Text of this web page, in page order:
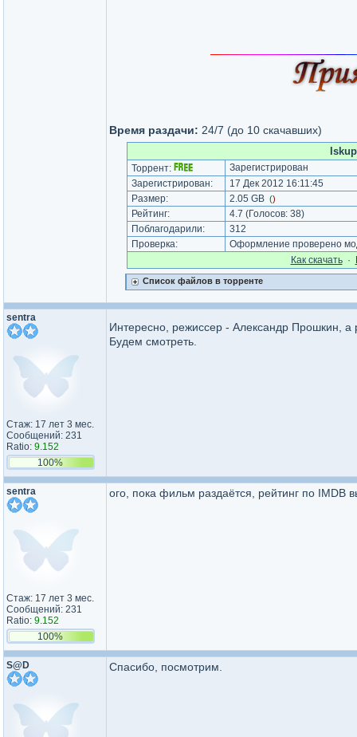
Время раздачи: 24/7 (до 10 скачавших)
Торрент:
Зарегистрирован
Зарегистрирован:
17 Дек 2012 16:11:45
Размер:
2.05 GB ()
Рейтинг: 4.7 (Голосов: 38)
Поблагодарили:
312
Проверка:
Оформление проверено
Как cкачать·
Список файлов в торренте
sentra
Стаж: 17 лет 3 мес.
Сообщений: 231
Ratio: 9.152
100%
Интересно, режиссер - Александр Прошкин, а
Будем смотреть.
sentra
Стаж: 17 лет 3 мес.
Сообщений: 231
Ratio: 9.152
100%
ого, пока фильм раздаётся, рейтинг по IMDB
S@D Спасибо, посмотрим.